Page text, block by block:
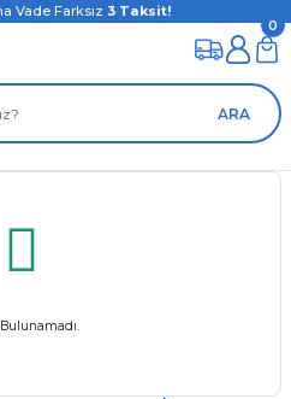
Vade Farksız 3 Taksit!
ARA
0